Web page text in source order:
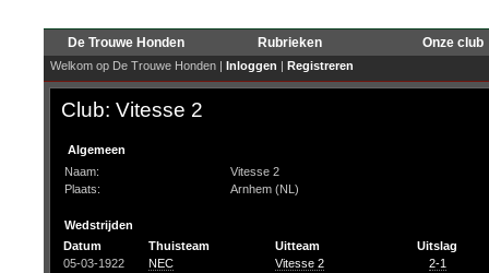
De Trouwe Honden Rubrieken Onze club
Welkom op De Trouwe Honden | Inloggen | Registreren
Club: Vitesse 2
Algemeen
Naam:
Vitesse 2
Plaats:
Arnhem (NL)
Wedstrijden
Datum
Thuisteam Uitteam
Uitslag
05-03-1922
NEC Vitesse 2
2-1